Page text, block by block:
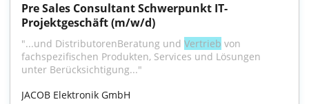
Pre Sales Consultant Schwerpunkt IT-
Projektgeschäft (m/w/d)
"...und DistributorenBeratung und Vertrieb von
fachspezifischen Produkten, Services und Lösungen
unter Berücksichtigung..."
JACOB Elektronik GmbH